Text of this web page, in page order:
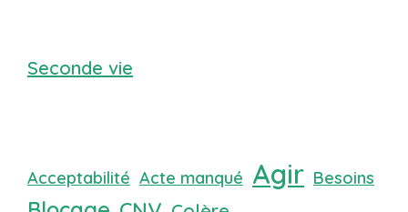
Seconde vie
Acceptabilité Acte manqué Agir Besoins